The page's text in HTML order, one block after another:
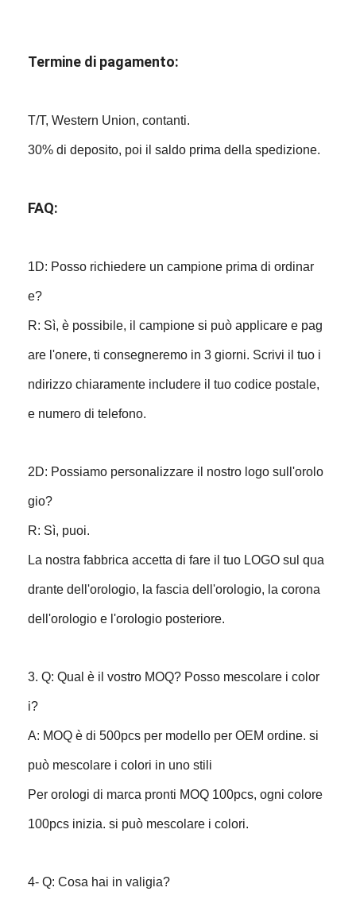
Termine di pagamento:
T/T, Western Union, contanti.
30% di deposito, poi il saldo prima della spedizione.
FAQ:
1D: Posso richiedere un campione prima di ordinar
e?
R: Sì, è possibile, il campione si può applicare e pag
are l'onere, ti consegneremo in 3 giorni. Scrivi il tuo i
ndirizzo chiaramente includere il tuo codice postale,
e numero di telefono.
2D: Possiamo personalizzare il nostro logo sull'orolo
gio?
R: Sì, puoi.
La nostra fabbrica accetta di fare il tuo LOGO sul qua
drante dell'orologio, la fascia dell'orologio, la corona
dell'orologio e l'orologio posteriore.
3. Q: Qual è il vostro MOQ? Posso mescolare i color
i?
A: MOQ è di 500pcs per modello per OEM ordine. si
può mescolare i colori in uno stili
Per orologi di marca pronti MOQ 100pcs, ogni colore
100pcs inizia. si può mescolare i colori.
4- Q: Cosa hai in valigia?